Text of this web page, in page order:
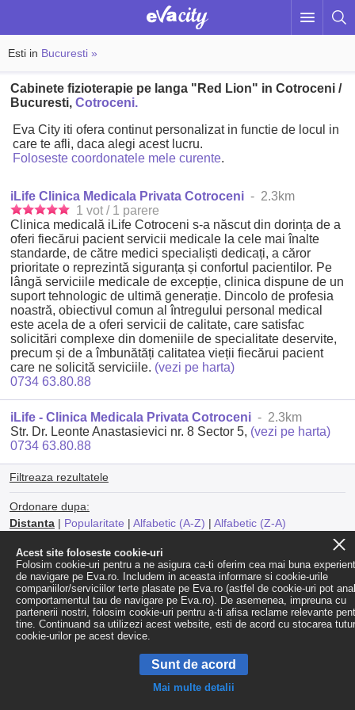
Esti in Bucuresti »
Cabinete fizioterapie pe langa "Red Lion" in Cotroceni /
Bucuresti,Cotroceni.
Eva City iti ofera continut personalizat in functie de locul in
care te afli, daca alegi acest lucru.
Foloseste coordonatele mele curente.
iLife Clinica Medicala Privata Cotroceni - 2.3km
1 vot / 1 parere
Clinica medicală iLife Cotroceni s-a născut din dorința de a
oferi fiecărui pacient servicii medicale la cele mai înalte
standarde, de către medici specialiști dedicați, a căror
prioritate o reprezintă siguranța și confortul pacientilor. Pe
lângă serviciile medicale de excepție, clinica dispune de un
suport tehnologic de ultimă generație. Dincolo de profesia
noastră, obiectivul comun al întregului personal medical
este acela de a oferi servicii de calitate, care satisfac
solicitări complexe din domeniile de specialitate deservite,
precum și de a îmbunătăți calitatea vieții fiecărui pacient
care ne solicită serviciile. (vezi pe harta)
0734 63.80.88
iLife - Clinica Medicala Privata Cotroceni - 2.3km
Str. Dr. Leonte Anastasievici nr. 8 Sector 5, (vezi pe harta)
0734 63.80.88
Filtreaza rezultatele
Ordonare dupa:
Distanta| Popularitate | Alfabetic (A-Z) | Alfabetic (Z-A)
Acest site foloseste cookie-uri
Folosim cookie-uri pentru a ne asigura ca-ti oferim cea mai buna
de navigare pe Eva.ro. Includem in aceasta informare si cookie-urile
companiilor/serviciilor terte plasate pe Eva.ro (astfel de cookie-uri pot
comportamentul tau de navigare pe Eva.ro). De asemenea, impreuna cu
partenerii nostri, folosim cookie-uri pentru a-ti afisa reclame relevante
tine. Continuand sa utilizezi acest website, esti de acord cu stocarea
cookie-urilor pe acest device.
Sunt de acord
Mai multe detalii